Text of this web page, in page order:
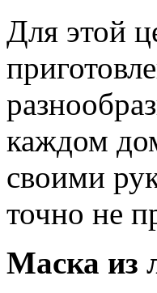
Для этой
каждом
своими
точно не
Маска из